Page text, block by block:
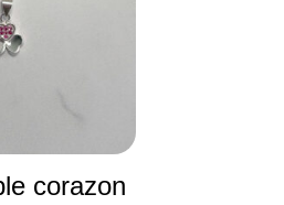
corazon